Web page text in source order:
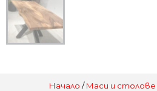
Начало /Маси и столове